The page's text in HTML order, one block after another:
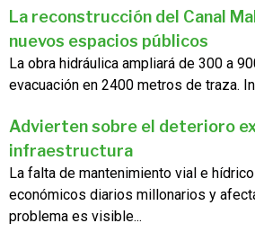
La reconstrucción del Canal
nuevos espacios públicos
La obra hidráulica ampliará de 300 a
evacuación en 2400 metros de traza.
Advierten sobre el deterioro
infraestructura
La falta de mantenimiento vial e
económicos diarios millonarios y
problema es visible...